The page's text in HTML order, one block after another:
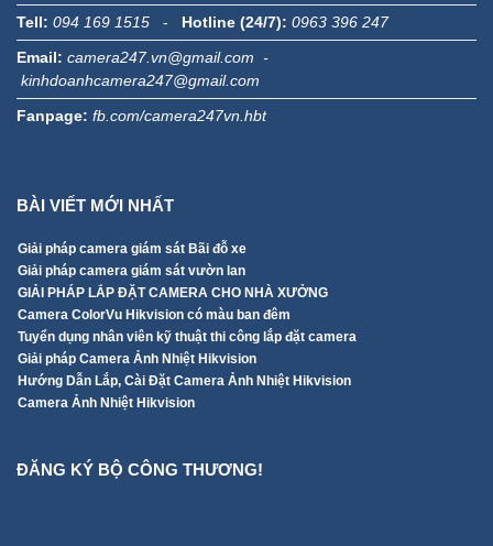
Tell: 094 169 1515 - Hotline (24/7): 0963 396 247
Email: camera247.vn@gmail.com -
kinhdoanhcamera247@gmail.com
Fanpage: fb.com/camera247vn.hbt
BÀI VIẾT MỚI NHẤT
Giải pháp camera giám sát Bãi đỗ xe
Giải pháp camera giám sát vườn lan
GIẢI PHÁP LẮP ĐẶT CAMERA CHO NHÀ XƯỞNG
Camera ColorVu Hikvision có màu ban đêm
Tuyển dụng nhân viên kỹ thuật thi công lắp đặt camera
Giải pháp Camera Ảnh Nhiệt Hikvision
Hướng Dẫn Lắp, Cài Đặt Camera Ảnh Nhiệt Hikvision
Camera Ảnh Nhiệt Hikvision
ĐĂNG KÝ BỘ CÔNG THƯƠNG!